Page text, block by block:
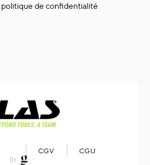
politique de confidentialité
CGV CGU